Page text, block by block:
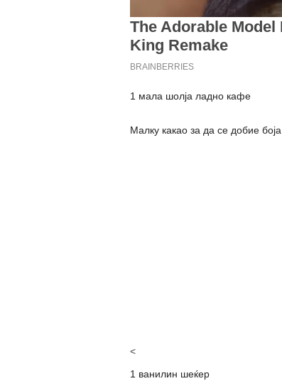
1 мала шолја ладно кафе
Малку какао за да се добие боја
<
1 ванилин шеќер